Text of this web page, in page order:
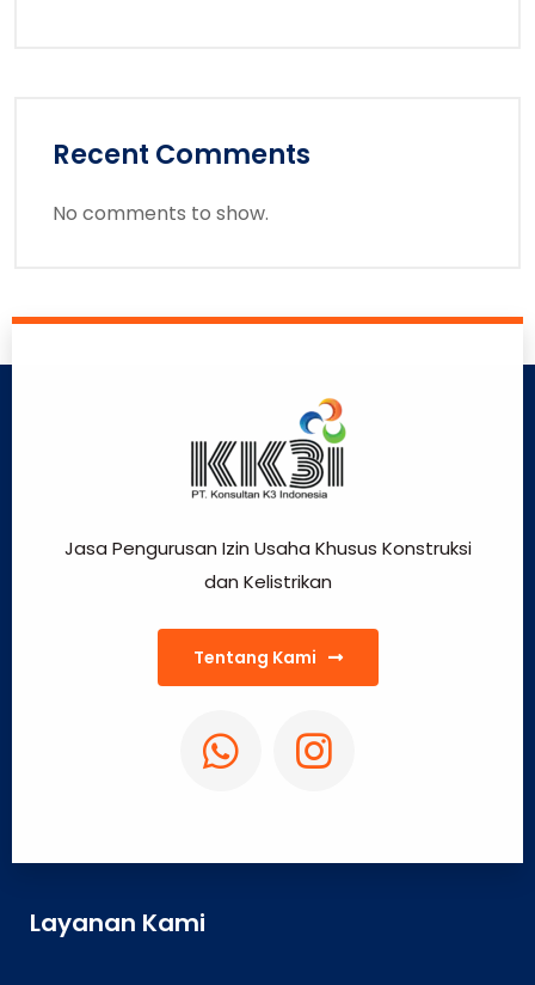
Recent Comments
No comments to show.
Jasa Pengurusan Izin Usaha Khusus Konstruksi
dan Kelistrikan
Tentang Kami
Layanan Kami